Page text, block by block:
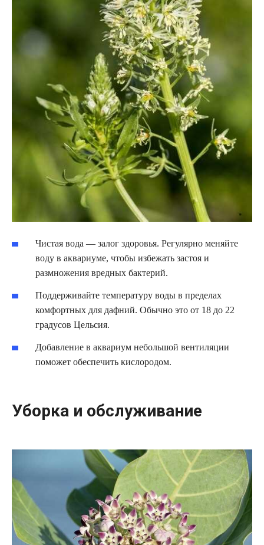
Чистая вода — залог здоровья. Регулярно меняйте
воду в аквариуме, чтобы избежать застоя и
размножения вредных бактерий.
Поддерживайте температуру воды в пределах
комфортных для дафний. Обычно это от 18 до 22
градусов Цельсия.
Добавление в аквариум небольшой вентиляции
поможет обеспечить кислородом.
Уборка и обслуживание